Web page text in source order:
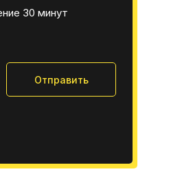
Отправить
30 минут